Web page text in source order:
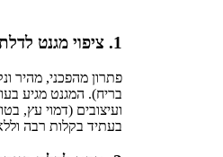
1. ציפוי מגנט לדלת כניסה
פתרון מהפכני, מהיר
בריח). המגנט מגיע
ועיצובים (דמוי עץ,
בעתיד בקלות רבה